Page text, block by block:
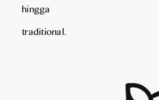
hingga
traditional.